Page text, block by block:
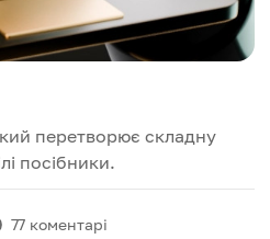
перетворює складну
посібники.
77 коментарі